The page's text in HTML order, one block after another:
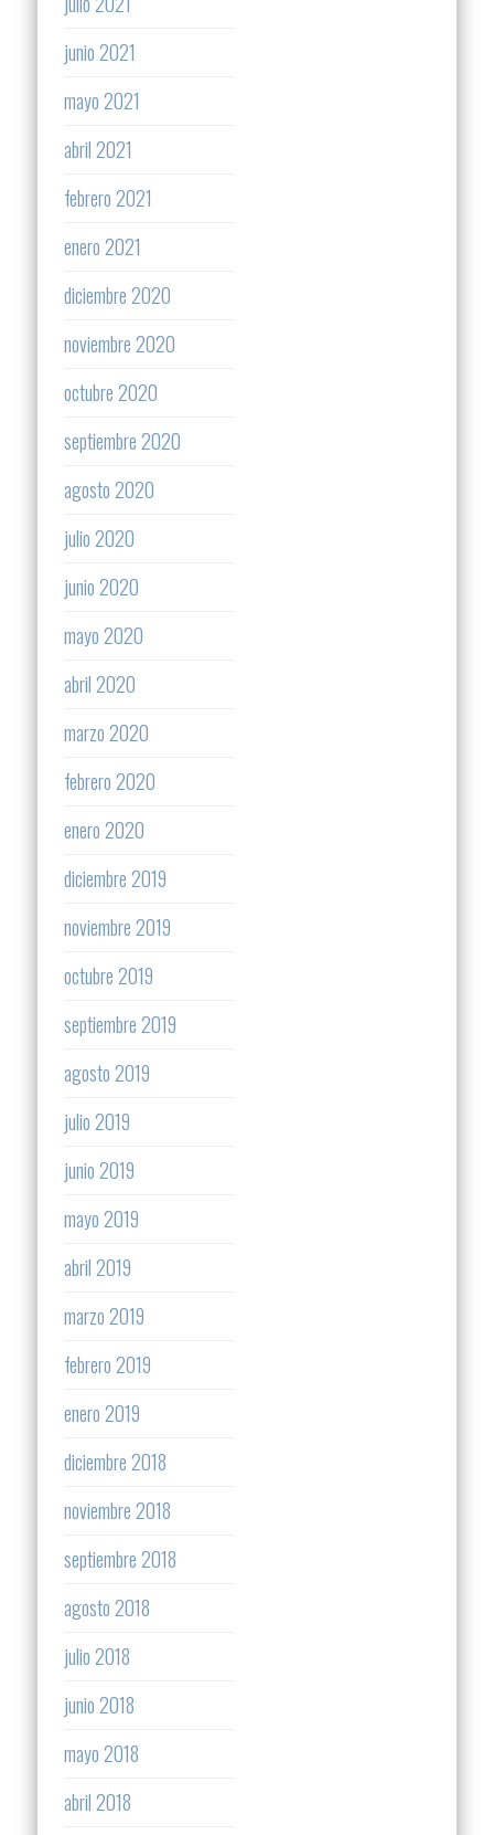
junio 2021
mayo 2021
abril 2021
febrero 2021
enero 2021
diciembre 2020
noviembre 2020
octubre 2020
septiembre 2020
agosto 2020
julio 2020
junio 2020
mayo 2020
abril 2020
marzo 2020
febrero 2020
enero 2020
diciembre 2019
noviembre 2019
octubre 2019
septiembre 2019
agosto 2019
julio 2019
junio 2019
mayo 2019
abril 2019
marzo 2019
febrero 2019
enero 2019
diciembre 2018
noviembre 2018
septiembre 2018
agosto 2018
julio 2018
junio 2018
mayo 2018
abril 2018